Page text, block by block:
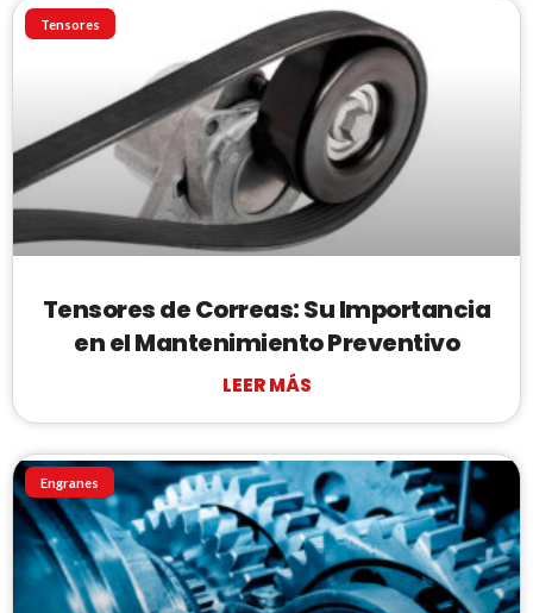
Tensores
Tensores de Correas: Su Importancia
en el Mantenimiento Preventivo
LEER MÁS
Engranes